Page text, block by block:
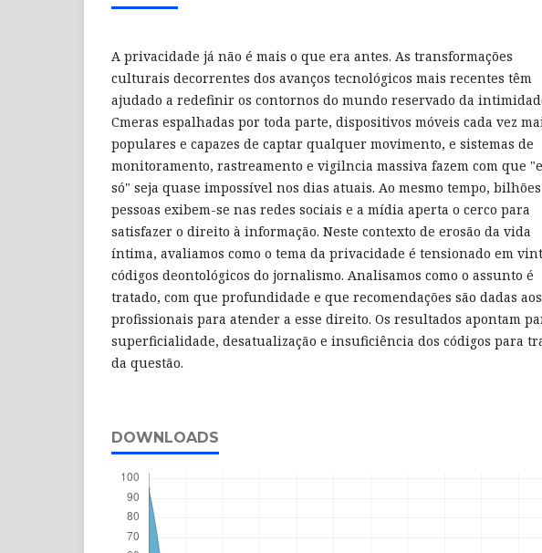
A privacidade já não é mais o que era antes. As transformações
culturais decorrentes dos avanços tecnológicos mais recentes têm
ajudado a redefinir os contornos do mundo reservado da
Cmeras espalhadas por toda parte, dispositivos móveis cada vez
populares e capazes de captar qualquer movimento, e sistemas de
monitoramento, rastreamento e vigilncia massiva fazem com que
só" seja quase impossível nos dias atuais. Ao mesmo tempo,
pessoas exibem-se nas redes sociais e a mídia aperta o cerco para
satisfazer o direito à informação. Neste contexto de erosão da vida
íntima, avaliamos como o tema da privacidade é tensionado em
códigos deontológicos do jornalismo. Analisamos como o assunto é
tratado, com que profundidade e que recomendações são dadas aos
profissionais para atender a esse direito. Os resultados apontam
superficialidade, desatualização e insuficiência dos códigos para
da questão.
DOWNLOADS